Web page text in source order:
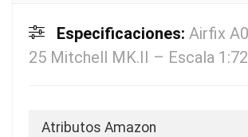
Especificaciones: Airfix
25 Mitchell MK.II – Escala 1:72
Atributos Amazon